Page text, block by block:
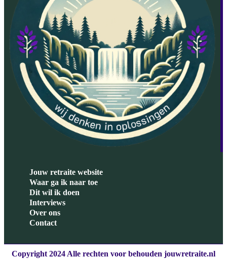
Jouw retraite website
Waar ga ik naar toe
Dit wil ik doen
Interviews
Over ons
Contact
Copyright 2024 Alle rechten voor behouden jouwretraite.nl